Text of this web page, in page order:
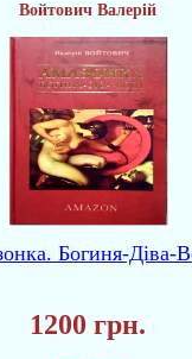
Войтович Валерій
Богиня-Діва-
1200 грн.